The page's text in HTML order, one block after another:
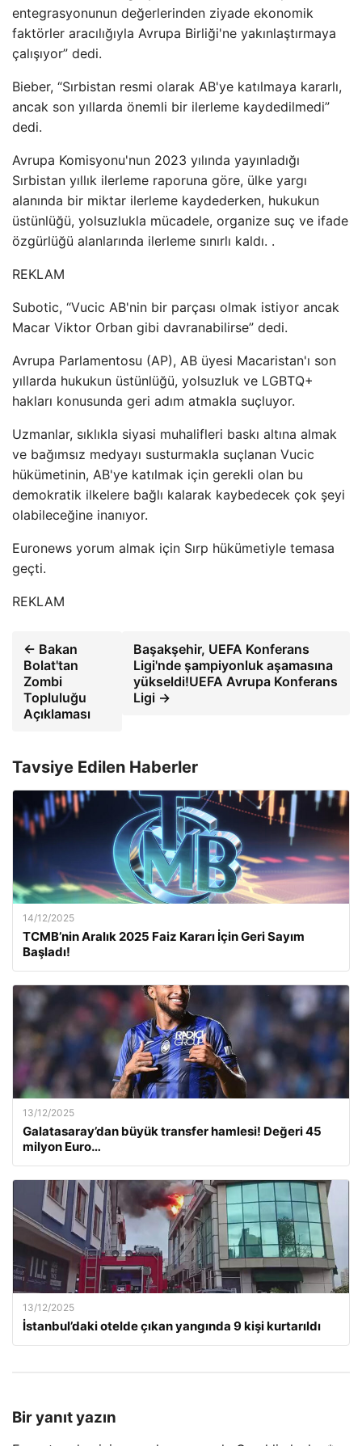
entegrasyonunun değerlerinden ziyade ekonomik
faktörler aracılığıyla Avrupa Birliği'ne yakınlaştırmaya
çalışıyor” dedi.
Bieber, “Sırbistan resmi olarak AB'ye katılmaya kararlı,
ancak son yıllarda önemli bir ilerleme kaydedilmedi”
dedi.
Avrupa Komisyonu'nun 2023 yılında yayınladığı
Sırbistan yıllık ilerleme raporuna göre, ülke yargı
alanında bir miktar ilerleme kaydederken, hukukun
üstünlüğü, yolsuzlukla mücadele, organize suç ve ifade
özgürlüğü alanlarında ilerleme sınırlı kaldı. .
REKLAM
Subotic, “Vucic AB'nin bir parçası olmak istiyor ancak
Macar Viktor Orban gibi davranabilirse” dedi.
Avrupa Parlamentosu (AP), AB üyesi Macaristan'ı son
yıllarda hukukun üstünlüğü, yolsuzluk ve LGBTQ+
hakları konusunda geri adım atmakla suçluyor.
Uzmanlar, sıklıkla siyasi muhalifleri baskı altına almak
ve bağımsız medyayı susturmakla suçlanan Vucic
hükümetinin, AB'ye katılmak için gerekli olan bu
demokratik ilkelere bağlı kalarak kaybedecek çok şeyi
olabileceğine inanıyor.
Euronews yorum almak için Sırp hükümetiyle temasa
geçti.
REKLAM
← Bakan
Bolat'tan
Zombi
Topluluğu
Açıklaması
Başakşehir, UEFA Konferans
Ligi'nde şampiyonluk aşamasına
yükseldi!UEFA Avrupa Konferans
Ligi →
Tavsiye Edilen Haberler
14/12/2025
TCMB’nin Aralık 2025 Faiz Kararı İçin Geri Sayım
Başladı!
13/12/2025
Galatasaray’dan büyük transfer hamlesi! Değeri 45
milyon Euro…
13/12/2025
İstanbul’daki otelde çıkan yangında 9 kişi kurtarıldı
Bir yanıt yazın